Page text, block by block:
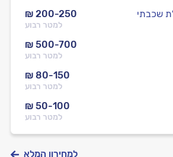
₪ 200-250
למטר רבוע
שכבתי
₪ 500-700
למטר רבוע
₪ 80-150
למטר רבוע
₪ 50-100
למטר רבוע
למחירון המלא